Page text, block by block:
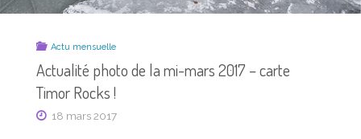
Actu mensuelle
Actualité photo de la mi-mars 2017 – carte
Timor Rocks !
18 mars 2017